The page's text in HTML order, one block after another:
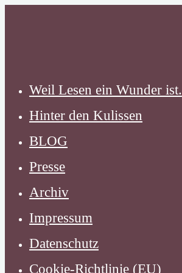
Weil Lesen ein Wunder ist.
Hinter den Kulissen
BLOG
Presse
Archiv
Impressum
Datenschutz
Cookie-Richtlinie (EU)